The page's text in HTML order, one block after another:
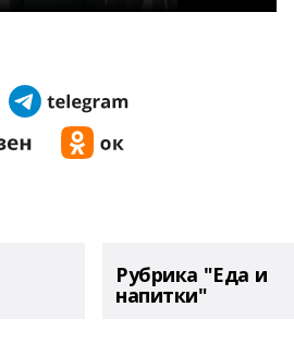
Рубрика "Еда и
напитки"